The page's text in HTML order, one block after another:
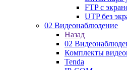
FTP с
UTP без
02 Видеонаблюдение
Назад
02
Комплекты
Tenda